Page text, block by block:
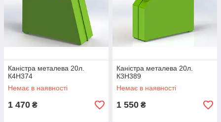
Каністра металева 20л.
К4Н374
Немає в наявності
1 470 ₴
Каністра металева 20л.
К3Н389
Немає в наявності
1 550 ₴